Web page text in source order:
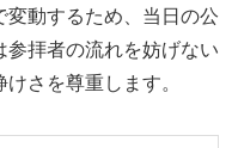
動するため、当日の公
拝者の流れを妨げない
さを尊重します。